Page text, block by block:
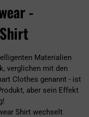
-
Materialien
verglichen mit den
Clothes genannt - ist
aber sein Effekt
Shirt wechselt